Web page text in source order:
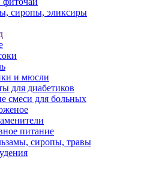
сиропы, эликсиры
и мюсли
для диабетиков
смеси для больных
питание
сиропы, травы